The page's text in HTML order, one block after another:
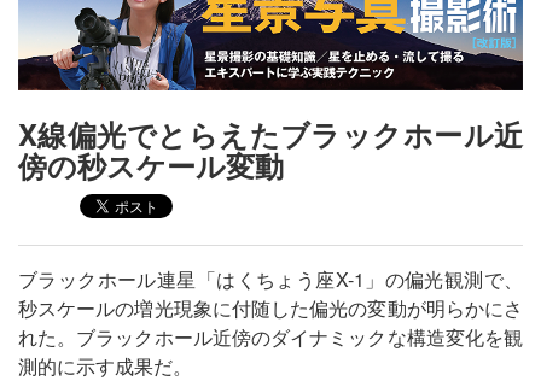
X線偏光でとらえたブラックホール近
傍の秒スケール変動
ブラックホール連星「はくちょう座X-1」の偏光観測で、
秒スケールの増光現象に付随した偏光の変動が明らかにさ
れた。ブラックホール近傍のダイナミックな構造変化を観
測的に示す成果だ。